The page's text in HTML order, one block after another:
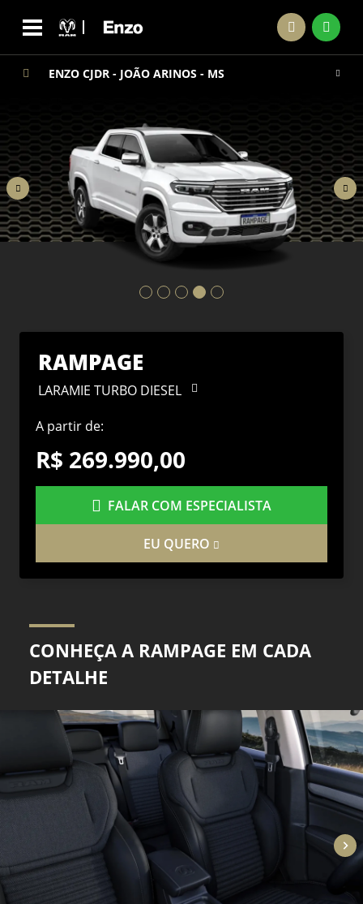
ENZO CJDR - JOÃO ARINOS - MS
RAMPAGE
LARAMIE TURBO DIESEL
A partir de:
R$ 269.990,00
FALAR COM ESPECIALISTA
EU QUERO
CONHEÇA A RAMPAGE EM CADA
DETALHE